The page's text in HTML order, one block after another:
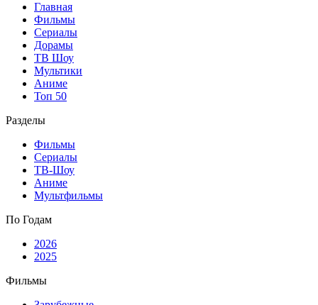
Главная
Фильмы
Сериалы
Дорамы
ТВ Шоу
Мультики
Аниме
Топ 50
Разделы
Фильмы
Сериалы
ТВ-Шоу
Аниме
Мультфильмы
По Годам
2026
2025
Фильмы